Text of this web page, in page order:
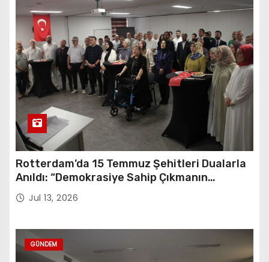
Rotterdam’da 15 Temmuz Şehitleri Dualarla
Anıldı: “Demokrasiye Sahip Çıkmanın
Sembolü”
Jul 13, 2026
GÜNDEM